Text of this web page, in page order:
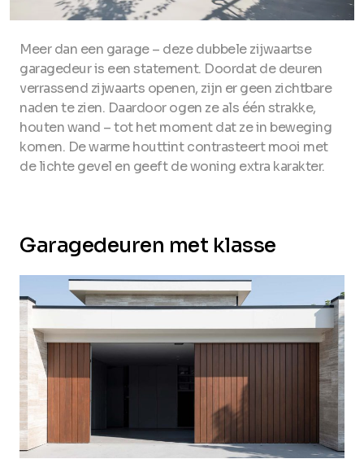
Meer dan een garage – deze dubbele zijwaartse
garagedeur is een statement. Doordat de deuren
verrassend zijwaarts openen, zijn er geen zichtbare
naden te zien. Daardoor ogen ze als één strakke,
houten wand – tot het moment dat ze in beweging
komen. De warme houttint contrasteert mooi met
de lichte gevel en geeft de woning extra karakter.
Garagedeuren met klasse